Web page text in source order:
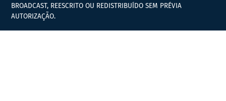
BROADCAST, REESCRITO OU REDISTRIBUÍDO SEM PRÉVIA
AUTORIZAÇÃO.